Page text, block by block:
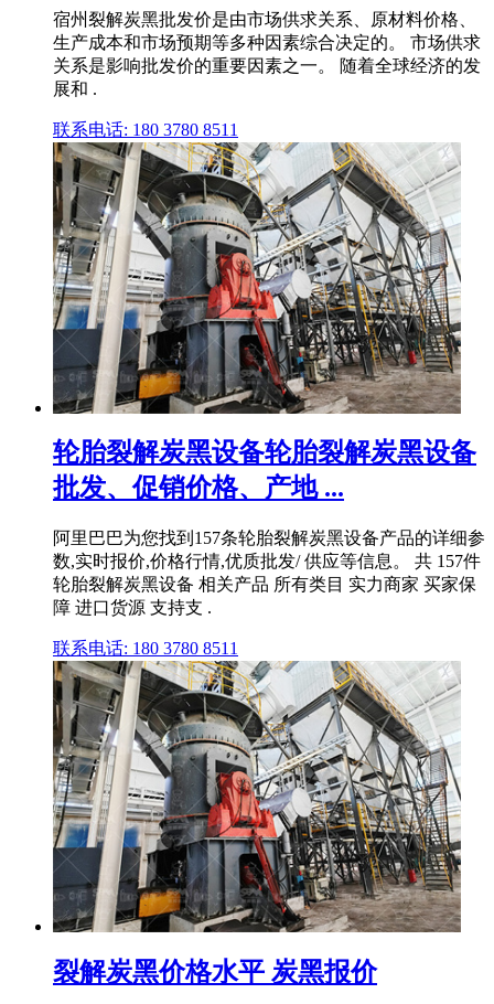
宿州裂解炭黑批发价是由市场供求关系、原材料价格、
生产成本和市场预期等多种因素综合决定的。 市场供求
关系是影响批发价的重要因素之一。 随着全球经济的发
展和 .
联系电话: 180 3780 8511
轮胎裂解炭黑设备轮胎裂解炭黑设备
批发、促销价格、产地 ...
阿里巴巴为您找到157条轮胎裂解炭黑设备产品的详细参
数,实时报价,价格行情,优质批发/ 供应等信息。 共 157件
轮胎裂解炭黑设备 相关产品 所有类目 实力商家 买家保
障 进口货源 支持支 .
联系电话: 180 3780 8511
裂解炭黑价格水平 炭黑报价